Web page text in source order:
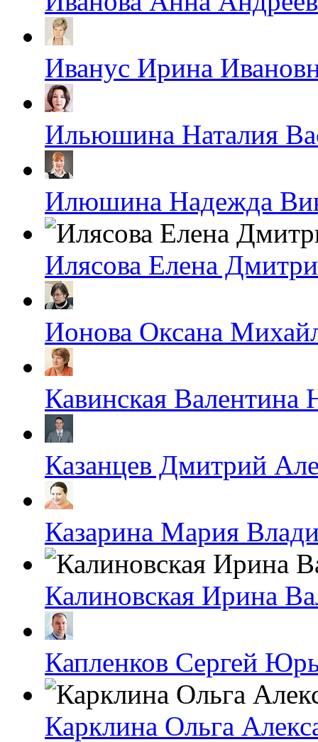
Иванус Ирина
Ильюшина Наталия
Илюшина Надежда
Илясова Елена
Ионова Оксана
Кавинская Валентина
Казанцев Дмитрий
Казарина Мария
Калиновская Ирина
Капленков Сергей
Карклина Ольга